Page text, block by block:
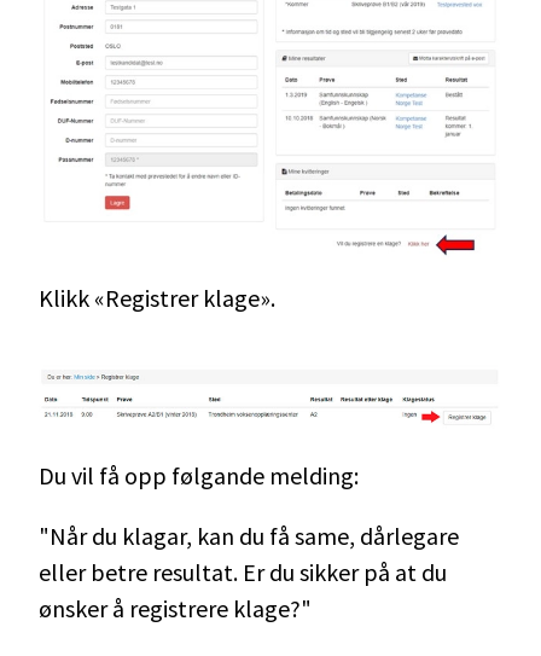
Klikk «Registrer klage».
Du vil få opp følgande melding:
"Når du klagar, kan du få same, dårlegare
eller betre resultat. Er du sikker på at du
ønsker å registrere klage?"